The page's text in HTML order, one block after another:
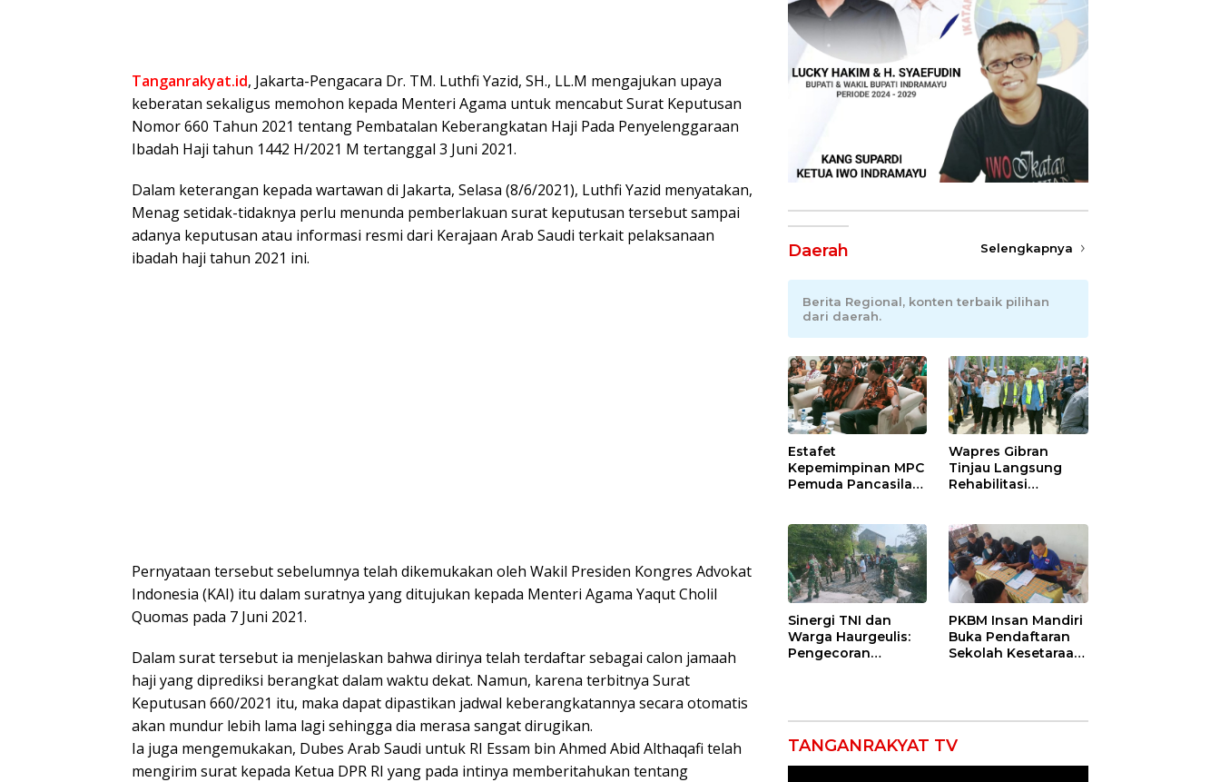
Tanganrakyat.id, Jakarta-Pengacara Dr. TM. Luthfi Yazid, SH., LL.M mengajukan upaya
keberatan sekaligus memohon kepada Menteri Agama untuk mencabut Surat Keputusan
Nomor 660 Tahun 2021 tentang Pembatalan Keberangkatan Haji Pada Penyelenggaraan
Ibadah Haji tahun 1442 H/2021 M tertanggal 3 Juni 2021.
Dalam keterangan kepada wartawan di Jakarta, Selasa (8/6/2021), Luthfi Yazid menyatakan,
Menag setidak-tidaknya perlu menunda pemberlakuan surat keputusan tersebut sampai
adanya keputusan atau informasi resmi dari Kerajaan Arab Saudi terkait pelaksanaan
ibadah haji tahun 2021 ini.
Pernyataan tersebut sebelumnya telah dikemukakan oleh Wakil Presiden Kongres Advokat
Indonesia (KAI) itu dalam suratnya yang ditujukan kepada Menteri Agama Yaqut Cholil
Quomas pada 7 Juni 2021.
Dalam surat tersebut ia menjelaskan bahwa dirinya telah terdaftar sebagai calon jamaah
haji yang diprediksi berangkat dalam waktu dekat. Namun, karena terbitnya Surat
Keputusan 660/2021 itu, maka dapat dipastikan jadwal keberangkatannya secara otomatis
akan mundur lebih lama lagi sehingga dia merasa sangat dirugikan.
Ia juga mengemukakan, Dubes Arab Saudi untuk RI Essam bin Ahmed Abid Althaqafi telah
mengirim surat kepada Ketua DPR RI yang pada intinya memberitahukan tentang
Daerah Selengkapnya
Berita Regional, konten terbaik pilihan
dari daerah.
Estafet
Kepemimpinan MPC
Pemuda Pancasila
Sugianto Dipastikan
Pimpin Organisasi
Lewat Muscablub
Wapres Gibran
Tinjau Langsung
Rehabilitasi
Targetkan
Konektivitas Pulih
Cepat
Sinergi TNI dan
Warga Haurgeulis:
Pengecoran
Rampung
PKBM Insan Mandiri
Buka Pendaftaran
Sekolah Kesetaraan
TANGANRAKYAT TV